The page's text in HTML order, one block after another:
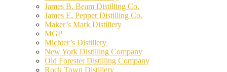
James B. Beam Distilling Co.
James E. Pepper Distilling Co.
Maker’s Mark Distillery
MGP
Michter’s Distillery
New York Distilling Company
Old Forester Distilling Company
Rock Town Distillery